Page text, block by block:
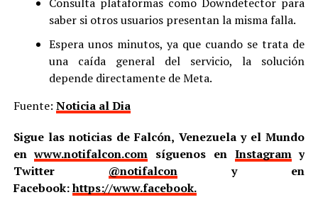
saber si otros usuarios presentan la misma falla.
Espera unos minutos, ya que cuando se trata de
una caída general del servicio, la solución
depende directamente de Meta.
Fuente: Noticia al Dia
Sigue las noticias de Falcón, Venezuela y el Mundo
enwww.notifalcon.com síguenos en Instagramy
Twitter @notifalcony en
Facebook:https://www.facebook.